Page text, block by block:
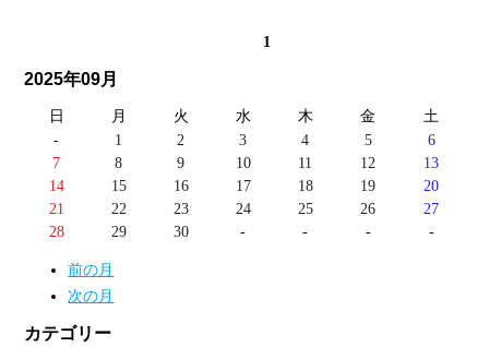
1
2025年09月
日 月 火 水 木 金
土
-
1 2 3 4 5
6
7
8 9 10 11 12
13
14
15 16 17 18 19
20
21
22 23 24 25 26
27
28
29 30 - - - -
前の月
次の月
カテゴリー